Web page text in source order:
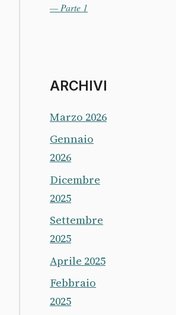
— Parte 1
ARCHIVI
Marzo 2026
Gennaio
2026
Dicembre
2025
Settembre
2025
Aprile 2025
Febbraio
2025